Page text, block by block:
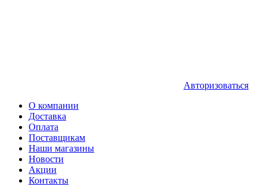
Авторизоваться
О компании
Доставка
Оплата
Поставщикам
Наши магазины
Новости
Акции
Контакты